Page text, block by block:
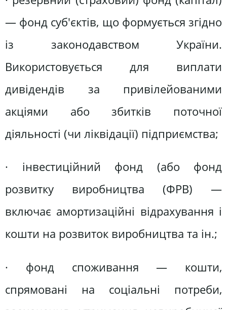
— фонд суб'єктів, що формується згідно
із законодавством України.
Використовується для виплати
дивідендів за привілейованими
акціями або збитків поточної
діяльності (чи ліквідації) підприємства;
· інвестиційний фонд (або фонд
розвитку виробництва (ФРВ) —
включає амортизаційні відрахування і
кошти на розвиток виробництва та ін.;
· фонд споживання — кошти,
спрямовані на соціальні потреби,